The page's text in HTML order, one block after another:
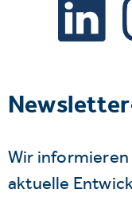
Wir
aktuelle